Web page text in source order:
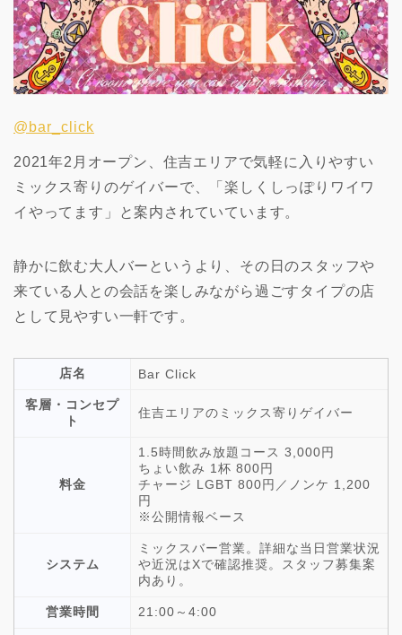
@bar_click
2021年2月オープン、住吉エリアで気軽に入りやすい
ミックス寄りのゲイバーで、「楽しくしっぽりワイワ
イやってます」と案内されていています。
静かに飲む大人バーというより、その日のスタッフや
来ている人との会話を楽しみながら過ごすタイプの店
として見やすい一軒です。
店名 Bar Click
客層・コンセプ
ト
住吉エリアのミックス寄りゲイバー
料金
1.5時間飲み放題コース 3,000円
ちょい飲み 1杯 800円
チャージ LGBT 800円／ノンケ 1,200
円
※公開情報ベース
システム
ミックスバー営業。詳細な当日営業状況
や近況はXで確認推奨。スタッフ募集案
内あり。
営業時間 21:00～4:00